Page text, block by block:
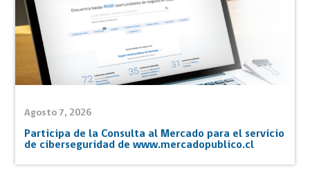
Agosto 7, 2026
Participa de la Consulta al Mercado para el servicio
de ciberseguridad de www.mercadopublico.cl